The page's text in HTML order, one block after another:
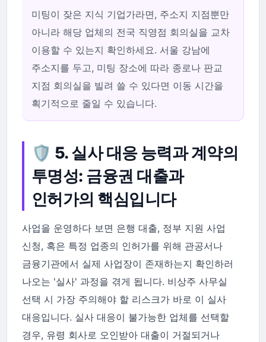
미팅이 잦은 지식 기업가라면, 주소지 지점뿐만
아니라 해당 업체의 전국 직영점 회의실을 교차
이용할 수 있는지 확인하세요. 서울 강남에
주소지를 두고, 미팅 장소에 따라 종로나 판교
지점 회의실을 빌려 쓸 수 있다면 이동 시간을
획기적으로 줄일 수 있습니다.
🛡️ 5. 실사 대응 능력과 계약의
투명성: 금융권 대출과
인허가의 핵심입니다
사업을 운영하다 보면 은행 대출, 정부 지원 사업
신청, 혹은 특정 업종의 인허가를 위해 관공서나
금융기관에서 실제 사업장이 존재하는지 확인하러
나오는 '실사' 과정을 겪게 됩니다. 비상주 사무실
선택 시 가장 주의해야 할 리스크가 바로 이 실사
대응입니다. 실사 대응이 불가능한 업체를 선택할
경우, 유령 회사로 오인받아 대출이 거절되거나